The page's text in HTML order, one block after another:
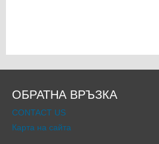
ОБРАТНА ВРЪЗКА
CONTACT US
Карта на сайта